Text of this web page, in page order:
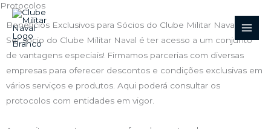
Skip
to
content
Protocolos
Benefícios Exclusivos para Sócios do Clube Militar Naval
Ser sócio do Clube Militar Naval é ter acesso a um conjunto
de vantagens especiais! Firmamos parcerias com diversas
empresas para oferecer descontos e condições exclusivas em
vários serviços e produtos. Aqui poderá consultar os
protocolos com entidades em vigor.